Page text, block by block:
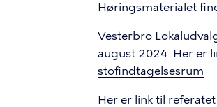
Høringsmaterialet
Vesterbro
august 2024. Her er
stofindtagelsesrum
Her er link til